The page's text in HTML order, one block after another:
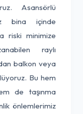
Asansörlü
bina içinde
riski minimize
raylı
balkon veya
Bu hem
de taşınma
önlemlerimiz